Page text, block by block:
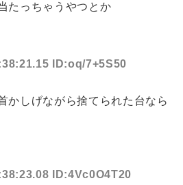
たっちゃうやつとか
ID:oq/7+5S50
かしげながら捨てられた台なら
ID:4Vc0O4T20